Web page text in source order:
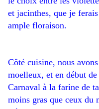
et jacinthes, que je
ample floraison.
Côté cuisine, nous
moelleux, et en début
Carnaval à la farine de
moins gras que ceux du